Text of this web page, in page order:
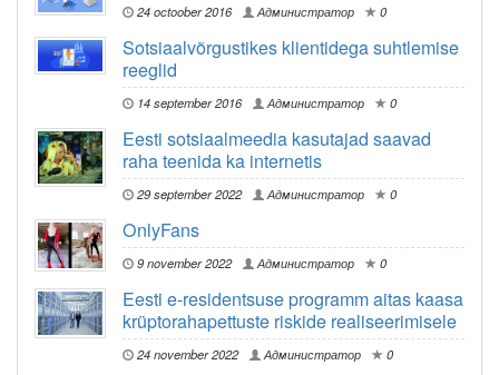
24 octoober 2016 Администратор 0
Sotsiaalvõrgustikes klientidega suhtlemise
reeglid
14 september 2016 Администратор 0
Eesti sotsiaalmeedia kasutajad saavad
raha teenida ka internetis
29 september 2022 Администратор 0
OnlyFans
9 november 2022 Администратор 0
Eesti e-residentsuse programm aitas kaasa
krüptorahapettuste riskide realiseerimisele
24 november 2022 Администратор 0